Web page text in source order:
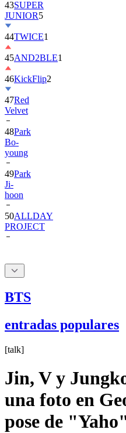
44TWICE
45AND2BLE
46KickFlip2
47Red
Velvet
48Park
Bo-
young
49Park
Ji-
hoon
50ALLDAY
PROJECT
BTS
entradas populares
[talk]
Jin, V y
una foto en
pose de